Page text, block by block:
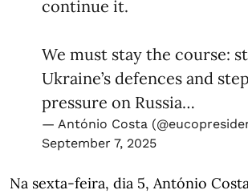
continue it.
We must stay the course:
Ukraine’s defences and
pressure on Russia…
— António Costa
September 7, 2025
Na sexta-feira, dia 5, António